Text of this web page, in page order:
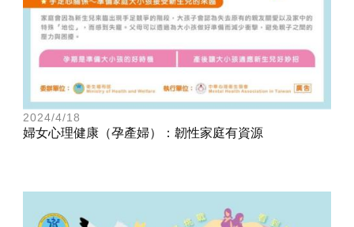
2024/4/18
婦女心理健康（孕產婦）：韌性家庭有資源